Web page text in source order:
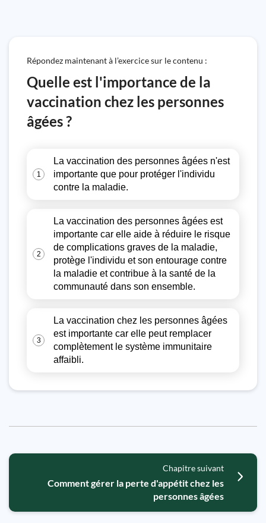
Répondez maintenant à l’exercice sur le contenu :
Quelle est l'importance de la
vaccination chez les personnes
âgées ?
1
La vaccination des personnes âgées n'est
importante que pour protéger l'individu
contre la maladie.
2
La vaccination des personnes âgées est
importante car elle aide à réduire le risque
de complications graves de la maladie,
protège l'individu et son entourage contre
la maladie et contribue à la santé de la
communauté dans son ensemble.
3
La vaccination chez les personnes âgées
est importante car elle peut remplacer
complètement le système immunitaire
affaibli.
Chapitre suivant
Comment gérer la perte d'appétit chez les
personnes âgées